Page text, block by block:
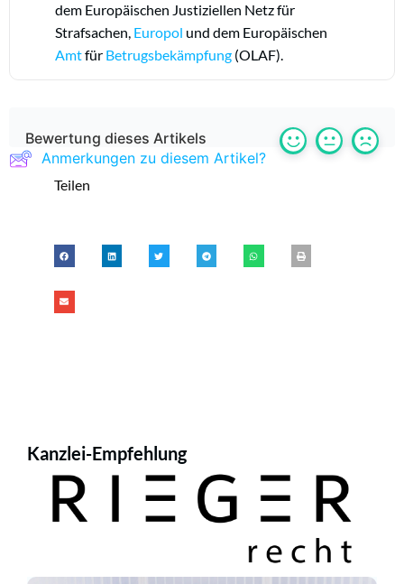
dem Europäischen Justiziellen Netz für
Strafsachen, Europol und dem Europäischen
Amtfür Betrugsbekämpfung (OLAF).
Bewertung dieses Artikels
Anmerkungen zu diesem Artikel?
Teilen
Kanzlei-Empfehlung